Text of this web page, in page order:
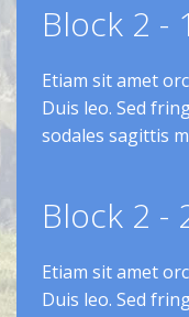
Block 2 - 1
Etiam sit amet
Duis leo. Sed
sodales sagittis
Block 2 -
Etiam sit amet
Duis leo. Sed